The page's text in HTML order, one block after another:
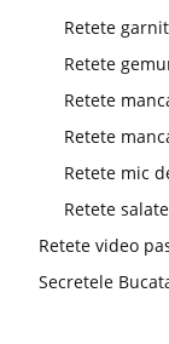
Retete
Retete
Retete
Retete
Retete mic
Retete salate
Retete video
Secretele